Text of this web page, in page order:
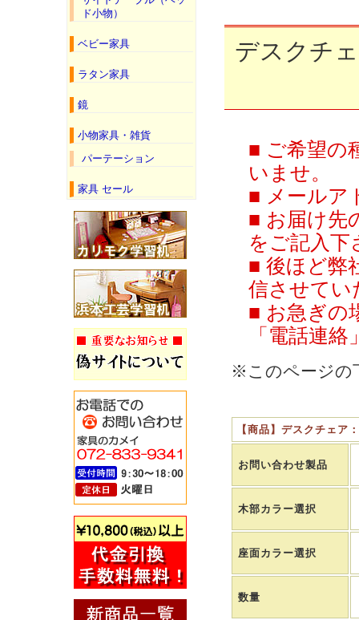
デスクチ
■ ご希望の
いませ。
■ メールア
■ お届け先
をご記入下
■ 後ほど弊
信させてい
■ お急ぎの
「電話連
※このページの
【商品】デスクチェア
お問い合わせ製品
木部カラー選択
座面カラー選択
数量
ド小物）
ベビー家具
ラタン家具
鏡
小物家具・雑貨
パーテーション
家具 セール